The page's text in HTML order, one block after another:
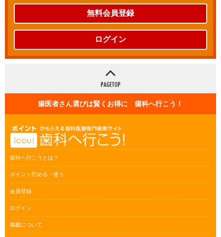
無料会員登録
ログイン
歯医者さん選びは賢くお得に 歯科へ行こう！
歯科へ行こうとは？
ポイント貯める・使う
会員登録
ログイン
掲載について